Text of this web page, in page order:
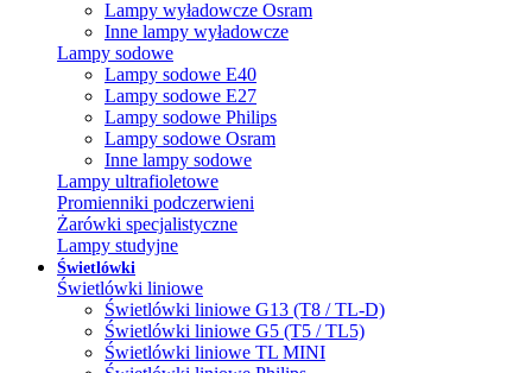
Lampy wyładowcze Osram
Inne lampy wyładowcze
Lampy sodowe
Lampy sodowe E40
Lampy sodowe E27
Lampy sodowe Philips
Lampy sodowe Osram
Inne lampy sodowe
Lampy ultrafioletowe
Promienniki podczerwieni
Żarówki specjalistyczne
Lampy studyjne
Świetlówki
Świetlówki liniowe
Świetlówki liniowe G13 (T8 / TL-D)
Świetlówki liniowe G5 (T5 / TL5)
Świetlówki liniowe TL MINI